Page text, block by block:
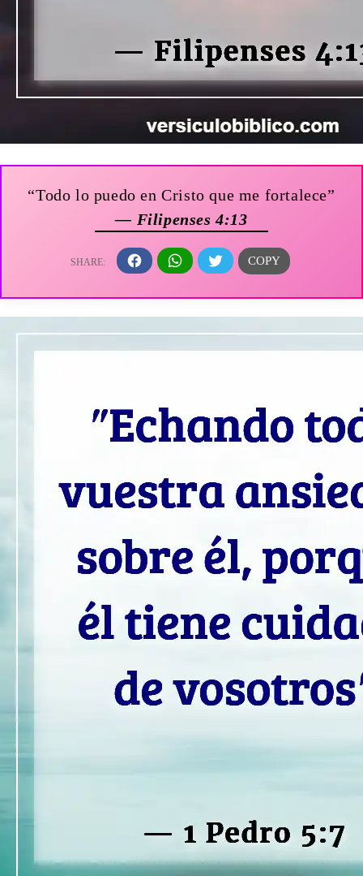
“Todo lo puedo en Cristo que me fortalece”
— Filipenses 4:13